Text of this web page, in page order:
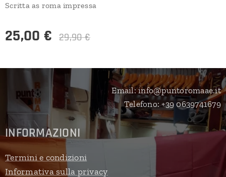
Scritta as roma impressa
25,00 € 29,90€
Email: info@puntoromaae.it
Telefono: +39 0639741679
INFORMAZIONI
Termini e condizioni
Informativa sulla privacy